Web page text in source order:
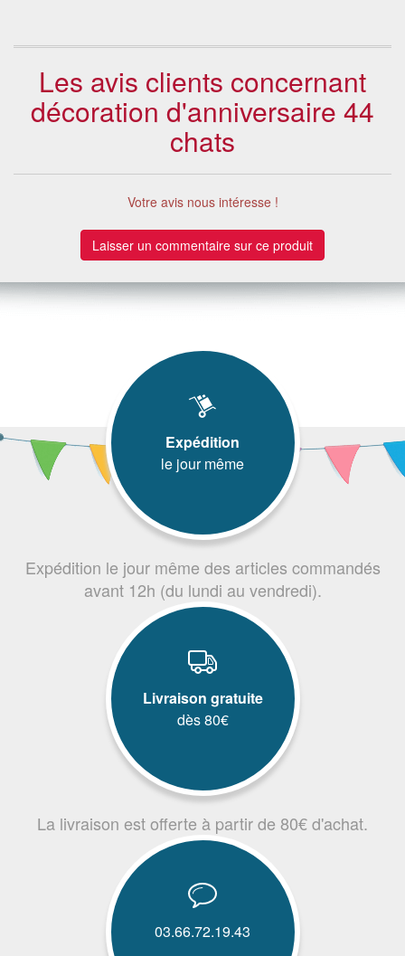
Les avis clients concernant
décoration d'anniversaire 44
chats
Votre avis nous intéresse !
Laisser un commentaire sur ce produit
Expédition
le jour même
Expédition le jour même des articles commandés
avant 12h (du lundi au vendredi).
Livraison gratuite
dès 80€
La livraison est offerte à partir de 80€ d'achat.
03.66.72.19.43